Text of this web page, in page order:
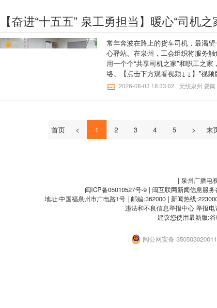
求。商品消费与服务消费联动，将
专项规划的部署逐步落地，商品和
和新场景加速涌现，我国超大规模
经济发展第一拉动力的作用将会持
州】一审：何垚鑫（实习）【无线
三审：欧阳可及 郑云涛
力。统筹发挥卫星、雷达、无人机
源装备优势，提升针对台风、强对
力。——提高数据采集、传输、处理
转型，实现观测数据采集、传输、
观测数据即采即用，快速支撑一线
力。完善实况产品体系，新增多圈
观测基础产品，研制多波段天气雷
风场、水汽、降水等多源观测三维
监测精密、预报精准、服务精细能
常年奔波在路上的货车司机，最渴
心驿站。在泉州，工会组织将服务
用一个个“共享司机之家”和职工之
络。【点击下方观看视频↓↓】*视
者：苏翠莹 李景松通讯员：李亮【
2026-08-03 18:33:02 无线泉州·要闻
首页 < 1 2 3 4 5 > 末
| 泉州广播电
闽ICP备05010527号-9 | 闽互联网新闻信息服
地址:中国福泉州市广电路1号 | 邮編:362000 | 新闻热线
违法和不良信息举报中心 举报电
建议您使用最新版:
闽公网安备